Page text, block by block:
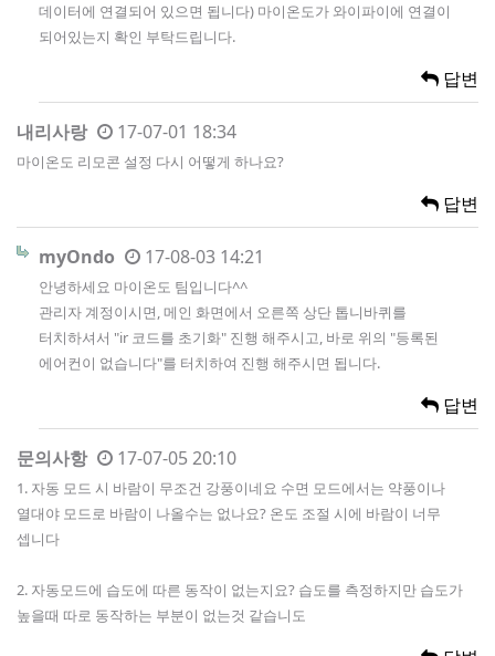
데이터에 연결되어 있으면 됩니다) 마이온도가 와이파이에 연결이
되어있는지 확인 부탁드립니다.
답변
내리사랑 17-07-01 18:34
마이온도 리모콘 설정 다시 어떻게 하나요?
답변
myOndo 17-08-03 14:21
안녕하세요 마이온도 팀입니다^^
관리자 계정이시면, 메인 화면에서 오른쪽 상단 톱니바퀴를
터치하셔서 "ir 코드를 초기화" 진행 해주시고, 바로 위의 "등록된
에어컨이 없습니다"를 터치하여 진행 해주시면 됩니다.
답변
문의사항 17-07-05 20:10
1. 자동 모드 시 바람이 무조건 강풍이네요 수면 모드에서는 약풍이나
열대야 모드로 바람이 나올수는 없나요? 온도 조절 시에 바람이 너무
셉니다
2. 자동모드에 습도에 따른 동작이 없는지요? 습도를 측정하지만 습도가
높을때 따로 동작하는 부분이 없는것 같습니도